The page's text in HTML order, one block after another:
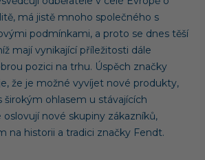
má jistě mnoho společného s
podmínkami, a proto se dnes těší
mají vynikající příležitosti dále
pozici na trhu. Úspěch značky
že je možné vyvíjet nové produkty,
širokým ohlasem u stávajících
oslovují nové skupiny zákazníků,
na historii a tradici značky Fendt.